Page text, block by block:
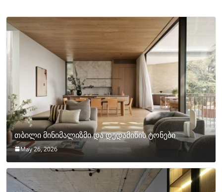
თბილი მინიმალიზმი და დედამიწის ტონები
May 26, 2026